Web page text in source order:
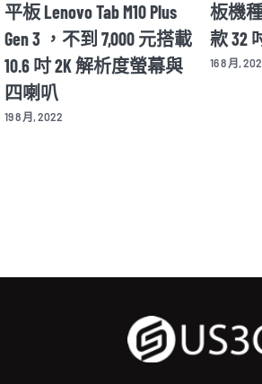
步推出兩
IPS 螢幕
在 8/11 公布細節
揭曉新款 X30 Pro
機